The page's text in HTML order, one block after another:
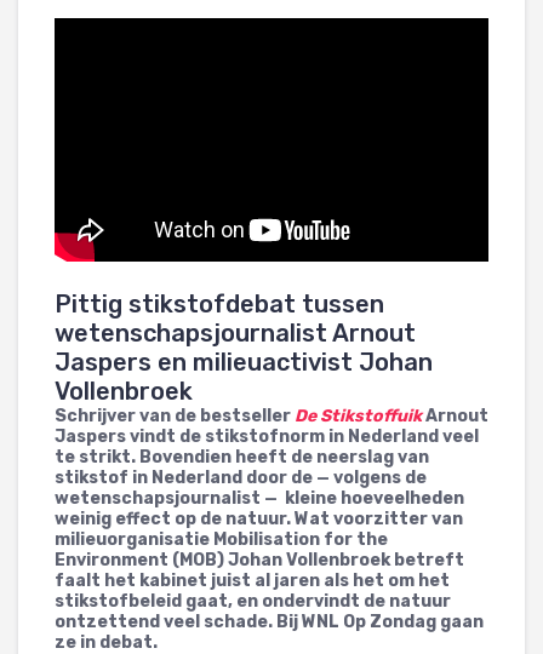
Pittig stikstofdebat tussen
wetenschapsjournalist Arnout
Jaspers en milieuactivist Johan
Vollenbroek
Schrijver van de bestseller De StikstoffuikArnout
Jaspers vindt de stikstofnorm in Nederland veel
te strikt. Bovendien heeft de neerslag van
stikstof in Nederland door de — volgens de
wetenschapsjournalist — kleine hoeveelheden
weinig effect op de natuur. Wat voorzitter van
milieuorganisatie Mobilisation for the
Environment (MOB) Johan Vollenbroek betreft
faalt het kabinet juist al jaren als het om het
stikstofbeleid gaat, en ondervindt de natuur
ontzettend veel schade. Bij WNL Op Zondag gaan
ze in debat.